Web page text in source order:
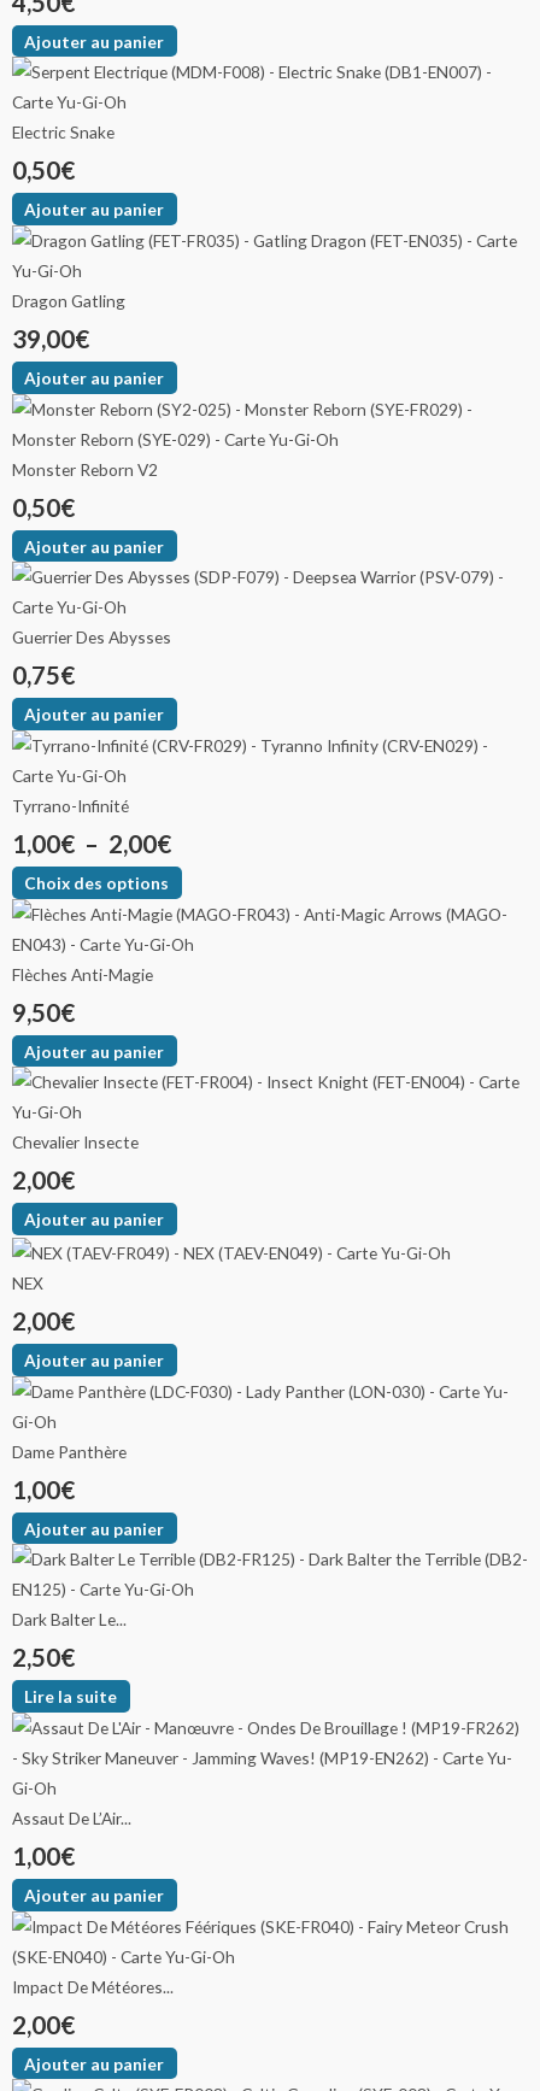
Ajouter au panier
Electric Snake
0,50€
Ajouter au panier
Dragon Gatling
39,00€
Ajouter au panier
Monster Reborn V2
0,50€
Ajouter au panier
Guerrier Des Abysses
0,75€
Ajouter au panier
Tyrrano-Infinité
1,00€ – 2,00€
Choix des options
Flèches Anti-Magie
9,50€
Ajouter au panier
Chevalier Insecte
2,00€
Ajouter au panier
NEX
2,00€
Ajouter au panier
Dame Panthère
1,00€
Ajouter au panier
Dark Balter Le...
2,50€
Lire la suite
Assaut De L’Air...
1,00€
Ajouter au panier
Impact De Météores...
2,00€
Ajouter au panier